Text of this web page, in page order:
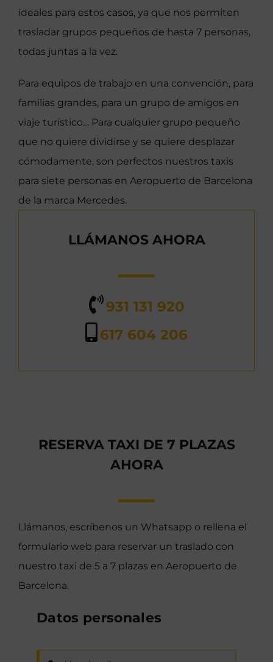
ideales para estos casos, ya que nos permiten
trasladar grupos pequeños de hasta 7 personas,
todas juntas a la vez.
Para equipos de trabajo en una convención, para
familias grandes, para un grupo de amigos en
viaje turístico… Para cualquier grupo pequeño
que no quiere dividirse y se quiere desplazar
cómodamente, son perfectos nuestros taxis
para siete personas en Aeropuerto de Barcelona
de la marca Mercedes.
LLÁMANOS AHORA
931 131 920
617 604 206
RESERVA TAXI DE 7 PLAZAS
AHORA
Llámanos, escríbenos un Whatsapp o rellena el
formulario web para reservar un traslado con
nuestro taxi de 5 a 7 plazas en Aeropuerto de
Barcelona.
Datos personales